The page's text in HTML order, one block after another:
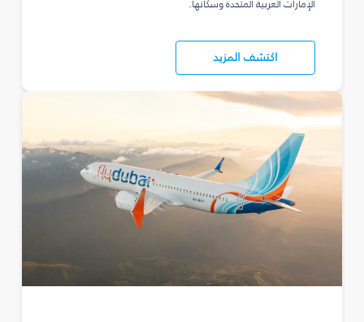
الإمارات العربية المتحدة وسكانها.
اكتشف المزيد